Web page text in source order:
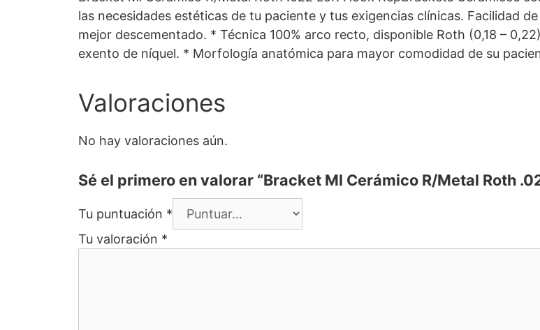
las necesidades estéticas de tu paciente y tus exigencias clínicas. Facilidad
mejor descementado. * Técnica 100% arco recto, disponible Roth (0,18 –
exento de níquel. * Morfología anatómica para mayor comodidad de su
Valoraciones
No hay valoraciones aún.
Sé el primero en valorar “Bracket Ml Cerámico R/Metal Roth
Tu puntuación *
Tu valoración *